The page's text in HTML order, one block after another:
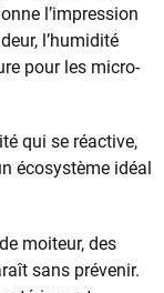
l’impression
l’humidité
pour les micro-
qui se réactive,
écosystème idéal
moiteur, des
sans prévenir.